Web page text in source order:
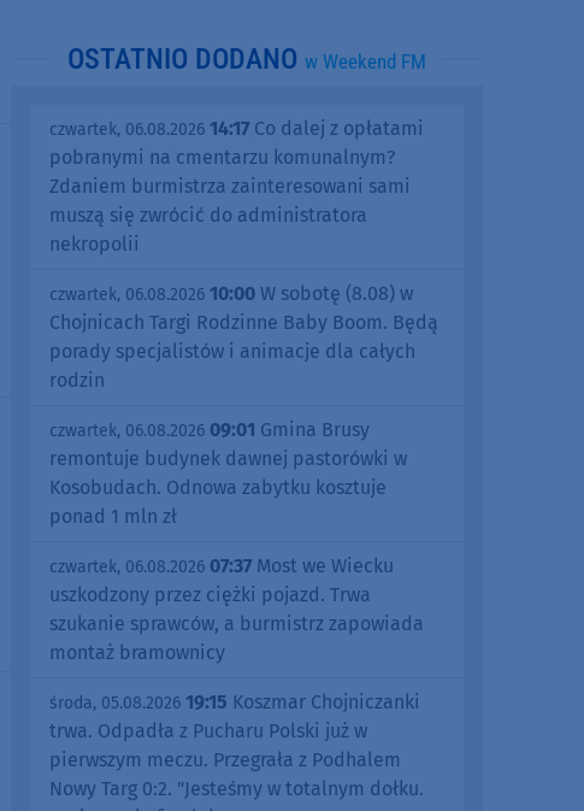
OSTATNIO DODANO w Weekend FM
czwartek, 06.08.2026 14:17 Co dalej z opłatami
pobranymi na cmentarzu komunalnym?
Zdaniem burmistrza zainteresowani sami
muszą się zwrócić do administratora
nekropolii
czwartek, 06.08.2026 10:00 W sobotę (8.08) w
Chojnicach Targi Rodzinne Baby Boom. Będą
porady specjalistów i animacje dla całych
rodzin
czwartek, 06.08.2026 09:01 Gmina Brusy
remontuje budynek dawnej pastorówki w
Kosobudach. Odnowa zabytku kosztuje
ponad 1 mln zł
czwartek, 06.08.2026 07:37 Most we Wiecku
uszkodzony przez ciężki pojazd. Trwa
szukanie sprawców, a burmistrz zapowiada
montaż bramownicy
środa, 05.08.2026 19:15 Koszmar Chojniczanki
trwa. Odpadła z Pucharu Polski już w
pierwszym meczu. Przegrała z Podhalem
Nowy Targ 0:2. "Jesteśmy w totalnym dołku.